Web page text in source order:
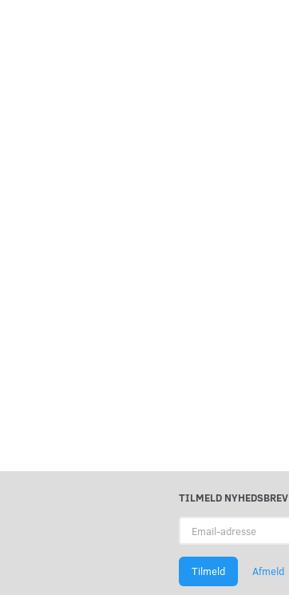
TILMELD NYHEDSBREV
adresse
Tilmeld Afmeld